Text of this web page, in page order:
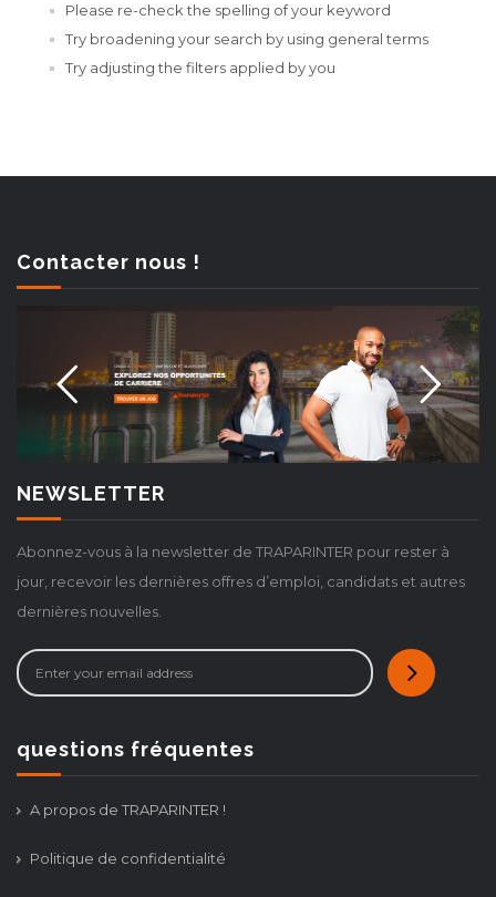
Please re-check the spelling of your keyword
Try broadening your search by using general terms
Try adjusting the filters applied by you
Contacter nous !
NEWSLETTER
Abonnez-vous à la newsletter de TRAPARINTER pour rester à
jour, recevoir les dernières offres d’emploi, candidats et autres
dernières nouvelles.
questions fréquentes
A propos de TRAPARINTER !
Politique de confidentialité